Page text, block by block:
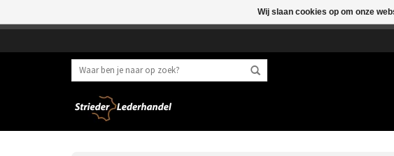
Wij slaan cookies op om onze
Beste klant, I.v.m. de